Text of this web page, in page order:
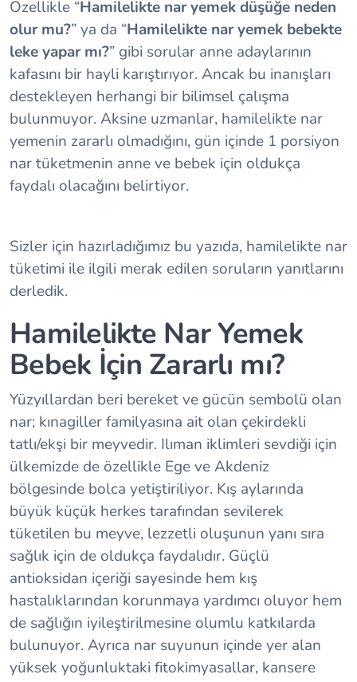
Özellikle “Hamilelikte nar yemek düşüğe neden
olur mu?” ya da “Hamilelikte nar yemek bebekte
leke yapar mı?” gibi sorular anne adaylarının
kafasını bir hayli karıştırıyor. Ancak bu inanışları
destekleyen herhangi bir bilimsel çalışma
bulunmuyor. Aksine uzmanlar, hamilelikte nar
yemenin zararlı olmadığını, gün içinde 1 porsiyon
nar tüketmenin anne ve bebek için oldukça
faydalı olacağını belirtiyor.
Sizler için hazırladığımız bu yazıda, hamilelikte nar
tüketimi ile ilgili merak edilen soruların yanıtlarını
derledik.
Hamilelikte Nar Yemek
Bebek İçin Zararlı mı?
Yüzyıllardan beri bereket ve gücün sembolü olan
nar; kınagiller familyasına ait olan çekirdekli
tatlı/ekşi bir meyvedir. Ilıman iklimleri sevdiği için
ülkemizde de özellikle Ege ve Akdeniz
bölgesinde bolca yetiştiriliyor. Kış aylarında
büyük küçük herkes tarafından sevilerek
tüketilen bu meyve, lezzetli oluşunun yanı sıra
sağlık için de oldukça faydalıdır. Güçlü
antioksidan içeriği sayesinde hem kış
hastalıklarından korunmaya yardımcı oluyor hem
de sağlığın iyileştirilmesine olumlu katkılarda
bulunuyor. Ayrıca nar suyunun içinde yer alan
yüksek yoğunluktaki fitokimyasallar, kansere